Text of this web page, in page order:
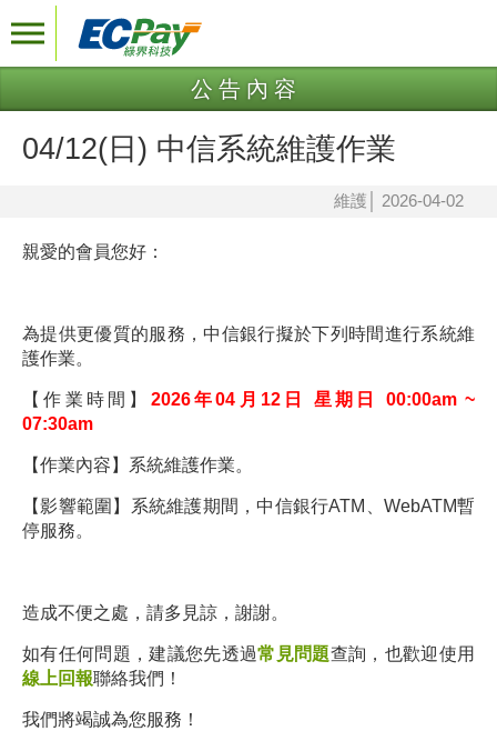
公告內容
04/12(日) 中信系統維護作業
維護 2026-04-02
親愛的會員您好：
為提供更優質的服務，中信銀行擬於下列時間進行系統維
護作業。
【作業時間】 2026年04月12日 星期日 00:00am ~
07:30am
【作業內容】系統維護作業。
【影響範圍】系統維護期間，中信銀行ATM、WebATM暫
停服務。
造成不便之處，請多見諒，謝謝。
如有任何問題，建議您先透過常見問題查詢，也歡迎使用
線上回報聯絡我們！
我們將竭誠為您服務！